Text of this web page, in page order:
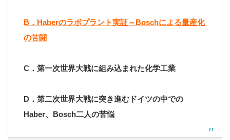
B．Haberのラボプラント実証～Boschによる量産化
の苦闘
C．第一次世界大戦に組み込まれた化学工業
D．第二次世界大戦に突き進むドイツの中での
Haber、Bosch二人の苦悩